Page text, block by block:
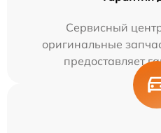
Сервисный
оригинальные
предоставляет